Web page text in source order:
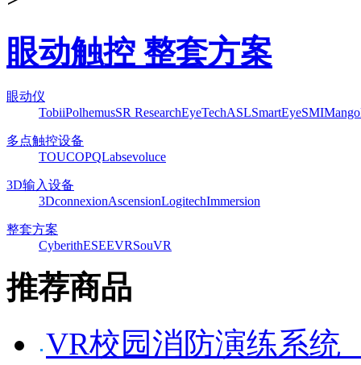
眼动触控 整套方案
眼动仪
TobiiPolhemusSR ResearchEyeTechASLSmartEyeSMI
多点触控设备
TOUCOPQLabsevoluce
3D输入设备
3DconnexionAscensionLogitechImmersion
整套方案
CyberithESEEVRSouVR
推荐商品
VR校园消防演练系统